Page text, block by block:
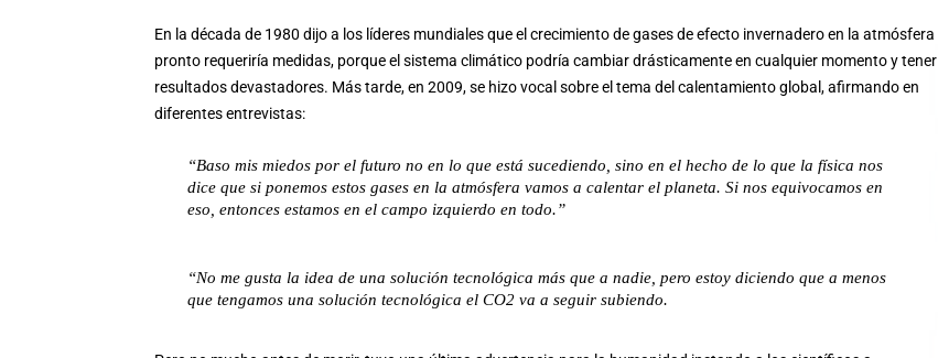
En la década de 1980 dijo a los líderes mundiales que el crecimiento de gases de efecto invernadero en la atmósfera
pronto requeriría medidas, porque el sistema climático podría cambiar drásticamente en cualquier momento y tener
resultados devastadores. Más tarde, en 2009, se hizo vocal sobre el tema del calentamiento global, afirmando en
diferentes entrevistas:
“Baso mis miedos por el futuro no en lo que está sucediendo, sino en el hecho de lo que la física nos
dice que si ponemos estos gases en la atmósfera vamos a calentar el planeta. Si nos equivocamos en
eso, entonces estamos en el campo izquierdo en todo.”
“No me gusta la idea de una solución tecnológica más que a nadie, pero estoy diciendo que a menos
que tengamos una solución tecnológica el CO2 va a seguir subiendo.